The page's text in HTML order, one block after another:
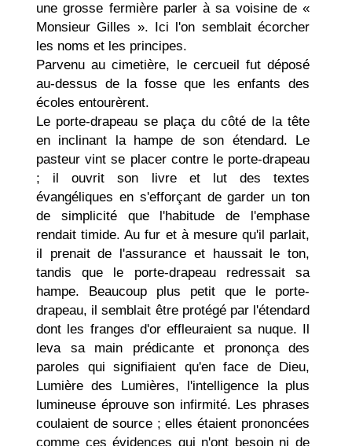
une grosse fermière parler à sa voisine de «
Monsieur Gilles ». Ici l'on semblait écorcher
les noms et les principes.
Parvenu au cimetière, le cercueil fut déposé
au-dessus de la fosse que les enfants des
écoles entourèrent.
Le porte-drapeau se plaça du côté de la tête
en incli­nant la hampe de son étendard. Le
pasteur vint se placer contre le porte-drapeau
; il ouvrit son livre et lut des textes
évangéliques en s'efforçant de gar­der un ton
de simplicité que l'habitude de l'emphase
rendait timide. Au fur et à mesure qu'il parlait,
il prenait de l'assurance et haussait le ton,
tandis que le porte-drapeau redressait sa
hampe. Beaucoup plus petit que le porte-
drapeau, il semblait être protégé par l'étendard
dont les franges d'or effleuraient sa nuque. Il
leva sa main prédicante et prononça des
paroles qui signifiaient qu'en face de Dieu,
Lumière des Lumières, l'intelligence la plus
lumineuse éprouve son infirmité. Les phrases
coulaient de source ; elles étaient prononcées
comme ces évidences qui n'ont besoin ni de